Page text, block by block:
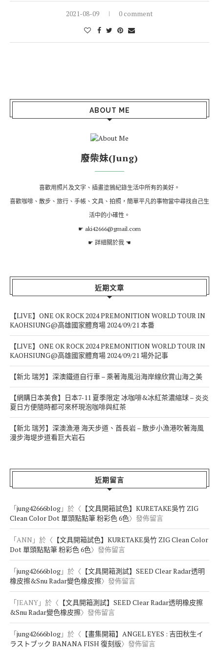
2021-08-09 0 comment
ABOUT ME
廢柴妹(Jung)
喜歡用照片及文字、插畫塗鴉紀錄生活中所有的美好。
喜歡咖啡、散步、旅行、手帳、文具、拍照，簡單平凡的事物當中尋找自己生
活中的小確性。
☛ aki42666@gmail.com
☛ 詳細關於我 ☚
近期文章
【LIVE】ONE OK ROCK 2024 PREMONITION WORLD TOUR IN
KAOHSIUNG@高雄國家體育場 2024/09/21 本番
【LIVE】ONE OK ROCK 2024 PREMONITION WORLD TOUR IN
KAOHSIUNG@高雄國家體育場 2024/09/21 場外記事
【新北 瑞芳】深澳鐵道自行車 – 乘著海風沿海岸線欣賞山海之美
【網購日本美食】日本7-11 夏季限定 冰咖啡&冰紅茶濃縮球 – 炎炎
夏日方便隨時都可來杯現泡咖啡與紅茶
【新北 瑞芳】深澳漁港 海天步道、酋長岩 – 散步小漁港吹著海風
漫步海堤步道看巨大岩石
近期留言
「jung42666blog 」於〈 【文具開箱試色】KURETAKE吳竹 ZIG
Clean Color Dot 單頭點點筆 粉彩色 6色〉發佈留言
「ANN 」於〈 【文具開箱試色】KURETAKE吳竹 ZIG Clean Color
Dot 單頭點點筆 粉彩色 6色〉發佈留言
「jung42666blog 」於〈 【文具開箱測試】SEED Clear Radar透明
橡皮擦&Snu Radar變色橡皮擦〉發佈留言
「JEANY 」於〈 【文具開箱測試】SEED Clear Radar透明橡皮擦
&Snu Radar變色橡皮擦〉發佈留言
「jung42666blog 」於〈 【畫集開箱】ANGEL EYES : 吉田秋生イ
ラストブック BANANA FISH 復刻版〉發佈留言